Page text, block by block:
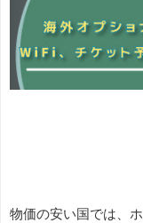
物価の安い国では、